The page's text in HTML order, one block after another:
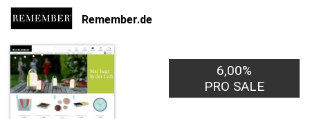
Remember.de
6,00%
PRO SALE